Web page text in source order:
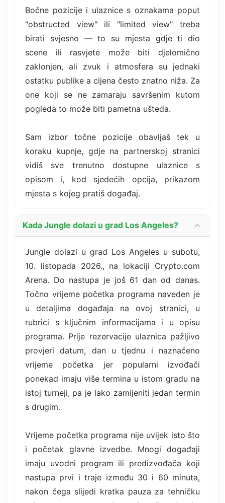
Bočne pozicije i ulaznice s oznakama poput
"obstructed view" ili "limited view" treba
birati svjesno — to su mjesta gdje ti dio
scene ili rasvjete može biti djelomično
zaklonjen, ali zvuk i atmosfera su jednaki
ostatku publike a cijena često znatno niža. Za
one koji se ne zamaraju savršenim kutom
pogleda to može biti pametna ušteda.
Sam izbor točne pozicije obavljaš tek u
koraku kupnje, gdje na partnerskoj stranici
vidiš sve trenutno dostupne ulaznice s
opisom i, kod sjedećih opcija, prikazom
mjesta s kojeg pratiš događaj.
Kada Jungle dolazi u grad Los Angeles?
Jungle dolazi u grad Los Angeles u subotu,
10. listopada 2026., na lokaciji Crypto.com
Arena. Do nastupa je još 61 dan od danas.
Točno vrijeme početka programa naveden je
u detaljima događaja na ovoj stranici, u
rubrici s ključnim informacijama i u opisu
programa. Prije rezervacije ulaznica pažljivo
provjeri datum, dan u tjednu i naznačeno
vrijeme početka jer popularni izvođači
ponekad imaju više termina u istom gradu na
istoj turneji, pa je lako zamijeniti jedan termin
s drugim.
Vrijeme početka programa nije uvijek isto što
i početak glavne izvedbe. Mnogi događaji
imaju uvodni program ili predizvođača koji
nastupa prvi i traje između 30 i 60 minuta,
nakon čega slijedi kratka pauza za tehničku